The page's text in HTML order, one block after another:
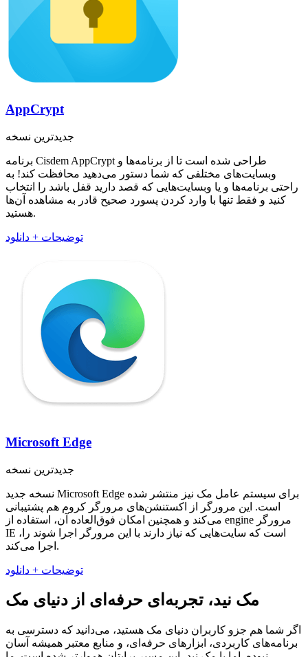
AppCrypt
جدیدترین نسخه
برنامه Cisdem AppCrypt طراحی شده است تا از برنامه‌ها و
وبسایت‌های مختلفی که شما دستور می‌دهید محافظت کند! به
راحتی برنامه‌ها و یا وبسایت‌هایی که قصد دارید قفل باشد را انتخاب
کنید و فقط تنها با وارد کردن پسورد صحیح قادر به مشاهده آن‌ها
هستید.
توضیحات + دانلود
Microsoft Edge
جدیدترین نسخه
نسخه جدید Microsoft Edge برای سیستم عامل مک نیز منتشر شده
است. این مرورگر از اکستنشن‌های مرورگر کروم هم پشتیبانی
می‌کند و همچنین امکان فوق‌العاده آن، استفاده از engine مرورگر
IE است که سایت‌هایی که نیاز دارند با این مرورگر اجرا شوند را،
اجرا می‌کند.
توضیحات + دانلود
مک نید، تجربه‌ای حرفه‌ای از دنیای مک
اگر شما هم جزو کاربران دنیای مک هستید، می‌دانید که دسترسی به
برنامه‌های کاربردی، ابزارهای حرفه‌ای، و منابع معتبر همیشه آسان